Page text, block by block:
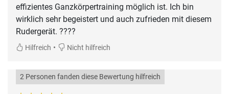
effizientes Ganzkörpertraining möglich ist. Ich bin
wirklich sehr begeistert und auch zufrieden mit diesem
Rudergerät. ????
Hilfreich • Nicht hilfreich
2 Personen fanden diese Bewertung hilfreich